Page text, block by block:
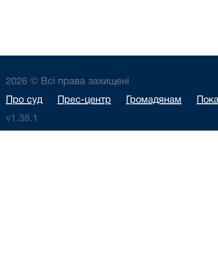
2026 © Всі права захищені
Про суд Прес-центр Громадянам
v1.38.1